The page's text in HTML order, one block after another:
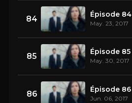
84 Épisode 84
May. 23, 2017
85 Épisode 85
May. 30, 2017
86 Épisode 86
Jun. 06, 2017